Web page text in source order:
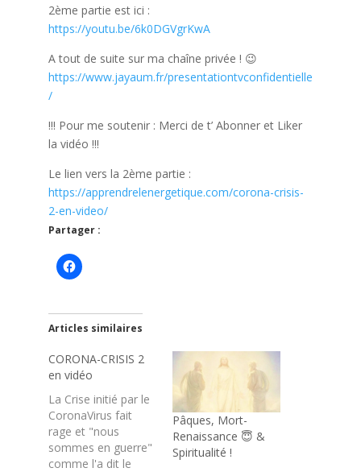
2ème partie est ici :
https://youtu.be/6k0DGVgrKwA
A tout de suite sur ma chaîne privée ! 😉
https://www.jayaum.fr/presentationtvconfidentielle
/
!!! Pour me soutenir : Merci de t’ Abonner et Liker
la vidéo !!!
Le lien vers la 2ème partie :
https://apprendrelenergetique.com/corona-crisis-
2-en-video/
Partager :
Articles similaires
CORONA-CRISIS 2
en vidéo
La Crise initié par le
CoronaVirus fait
rage et "nous
sommes en guerre"
comme l'a dit le
Pâques, Mort-
Renaissance 😇 &
Spiritualité !